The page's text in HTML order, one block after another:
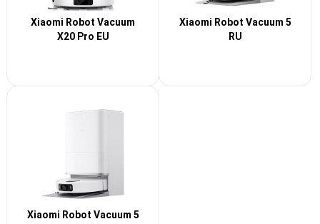
Xiaomi Robot Vacuum
X20 Pro EU
Xiaomi Robot Vacuum 5
RU
Xiaomi Robot Vacuum 5